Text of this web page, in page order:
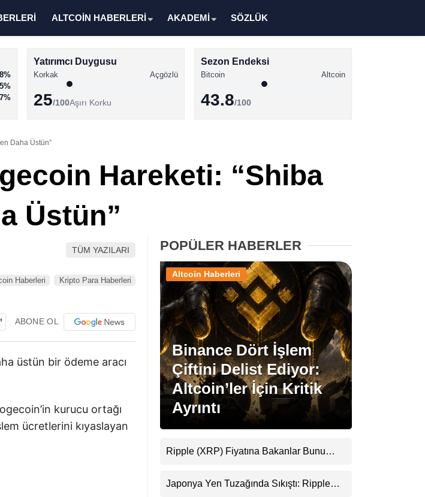
Altcoin Haberleri
XRP Haberleri
Memecoin Haberleri
Stablecoin Haberleri
Facebook
Instagram
ALTCOİN HABERLERİ AKADEMİ SÖZLÜK
Yatırımcı Duygusu
Korkak Açgözlü
25/100Aşırı Korku
Sezon Endeksi
Bitcoin Altcoin
43.8/100
Daha Üstün”
Hareketi: “Shiba
Üstün”
TÜM YAZILARI
Haberleri Kripto Para Haberleri
ABONE OL
üstün bir ödeme aracı
kurucu ortağı
ücretlerini kıyaslayan
POPÜLER HABERLER
Binance Dört İşlem
Çiftini Delist Ediyor:
Altcoin’ler İçin Kritik
Ayrıntı
Altcoin Haberleri
Ripple (XRP) Fiyatına Bakanlar Bunu
Uyarı
Japonya Yen Tuzağında Sıkıştı: Ripple